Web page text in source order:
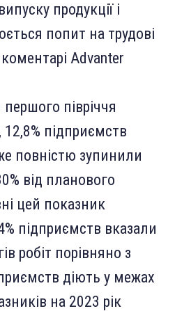
продукції і
попит на трудові
Advanter
півріччя
12,8% підприємств
повністю зупинили
від планового
цей показник
підприємств вказали
робіт порівняно з
діють у межах
на 2023 рік